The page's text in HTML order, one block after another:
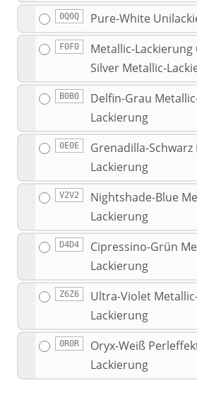
0Q0Q Pure-White
F0F0
Metallic-Lackierung
Silver Metallic-
B0B0
Delfin-Grau
Lackierung
0E0E
Grenadilla-Schwarz
Lackierung
V2V2
Nightshade-Blue
Lackierung
D4D4
Cipressino-Grün
Lackierung
Z6Z6
Ultra-Violet
Lackierung
0R0R
Oryx-Weiß
Lackierung